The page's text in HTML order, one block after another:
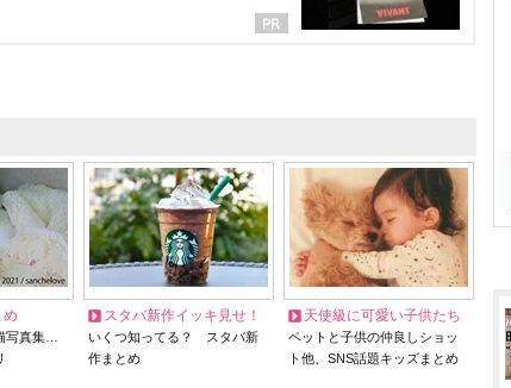
め
写真集…
スタバ新作イッキ見せ！
いくつ知ってる？ スタバ新
作まとめ
天使級に可愛い子供たち
ペットと子供の仲良しショッ
ト他、SNS話題キッズまとめ